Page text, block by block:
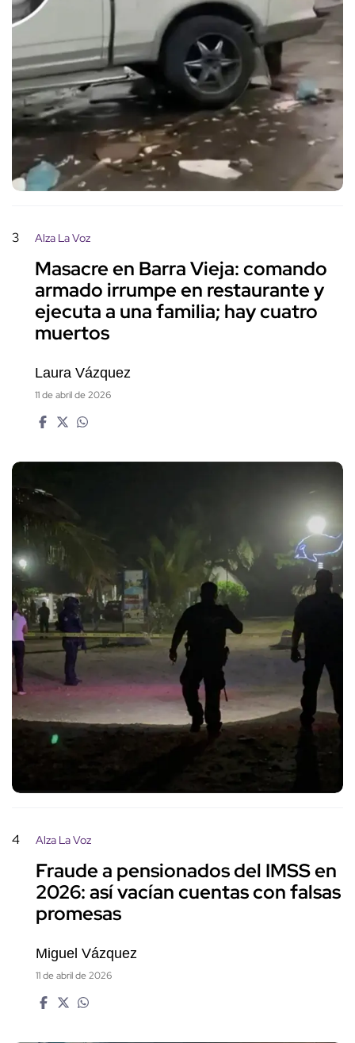
3 Alza La Voz
Masacre en Barra Vieja: comando
armado irrumpe en restaurante y
ejecuta a una familia; hay cuatro
muertos
Laura Vázquez
11 de abril de 2026
4 Alza La Voz
Fraude a pensionados del IMSS en
2026: así vacían cuentas con falsas
promesas
Miguel Vázquez
11 de abril de 2026